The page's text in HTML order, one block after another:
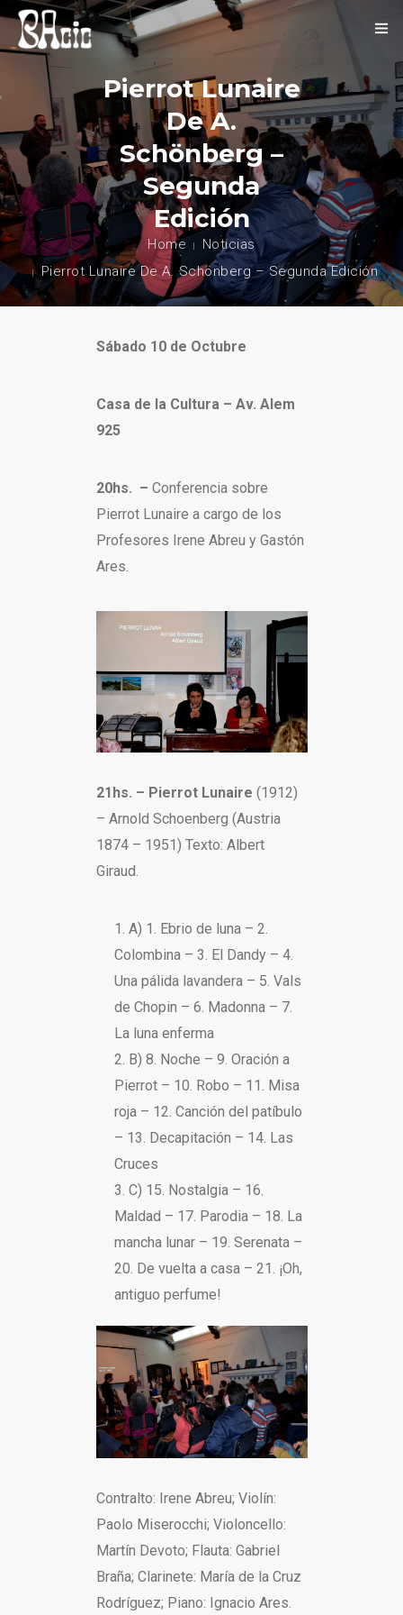
INICIO
SOBRE NOSOTROS
NOVEDADES
EVENTOS
CONTACTO
Pierrot Lunaire
De A.
Schönberg –
Segunda
Edición
Home
Noticias
Pierrot Lunaire De A. Schönberg – Segunda Edición
Sábado 10 de Octubre
Casa de la Cultura – Av. Alem
925
20hs. – Conferencia sobre
Pierrot Lunaire a cargo de los
Profesores Irene Abreu y Gastón
Ares.
21hs. – Pierrot Lunaire (1912)
– Arnold Schoenberg (Austria
1874 – 1951) Texto: Albert
Giraud.
A) 1. Ebrio de luna – 2.
Colombina – 3. El Dandy – 4.
Una pálida lavandera – 5. Vals
de Chopin – 6. Madonna – 7.
La luna enferma
B) 8. Noche – 9. Oración a
Pierrot – 10. Robo – 11. Misa
roja – 12. Canción del patíbulo
– 13. Decapitación – 14. Las
Cruces
C) 15. Nostalgia – 16.
Maldad – 17. Parodia – 18. La
mancha lunar – 19. Serenata –
20. De vuelta a casa – 21. ¡Oh,
antiguo perfume!
Contralto: Irene Abreu; Violín:
Paolo Miserocchi; Violoncello:
Martín Devoto; Flauta: Gabriel
Braña; Clarinete: María de la Cruz
Rodríguez; Piano: Ignacio Ares.